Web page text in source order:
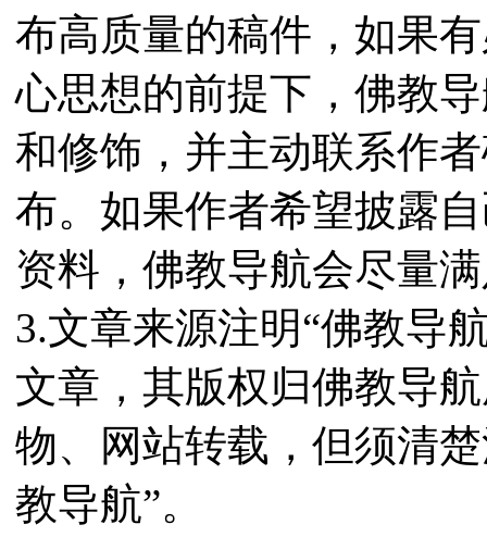
布高质量的稿件，如果
心思想的前提下，佛教
和修饰，并主动联系作
布。如果作者希望披露
资料，佛教导航会尽量
3.文章来源注明“佛教导
文章，其版权归佛教导
物、网站转载，但须清
教导航”。